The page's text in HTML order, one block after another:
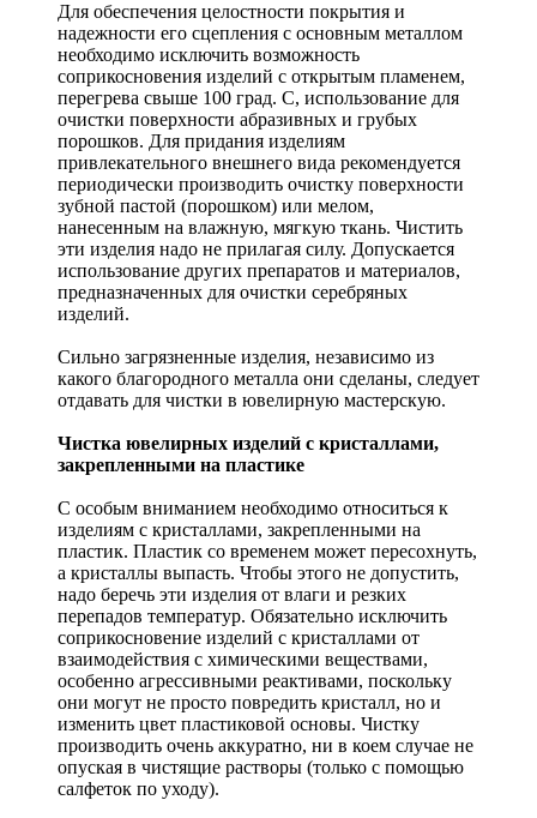
Для обеспечения целостности покрытия и
надежности его сцепления с основным металлом
необходимо исключить возможность
соприкосновения изделий с открытым пламенем,
перегрева свыше 100 град. С, использование для
очистки поверхности абразивных и грубых
порошков. Для придания изделиям
привлекательного внешнего вида рекомендуется
периодически производить очистку поверхности
зубной пастой (порошком) или мелом,
нанесенным на влажную, мягкую ткань. Чистить
эти изделия надо не прилагая силу. Допускается
использование других препаратов и материалов,
предназначенных для очистки серебряных
изделий.
Сильно загрязненные изделия, независимо из
какого благородного металла они сделаны, следует
отдавать для чистки в ювелирную мастерскую.
Чистка ювелирных изделий с кристаллами,
закрепленными на пластике
С особым вниманием необходимо относиться к
изделиям с кристаллами, закрепленными на
пластик. Пластик со временем может пересохнуть,
а кристаллы выпасть. Чтобы этого не допустить,
надо беречь эти изделия от влаги и резких
перепадов температур. Обязательно исключить
соприкосновение изделий с кристаллами от
взаимодействия с химическими веществами,
особенно агрессивными реактивами, поскольку
они могут не просто повредить кристалл, но и
изменить цвет пластиковой основы. Чистку
производить очень аккуратно, ни в коем случае не
опуская в чистящие растворы (только с помощью
салфеток по уходу).